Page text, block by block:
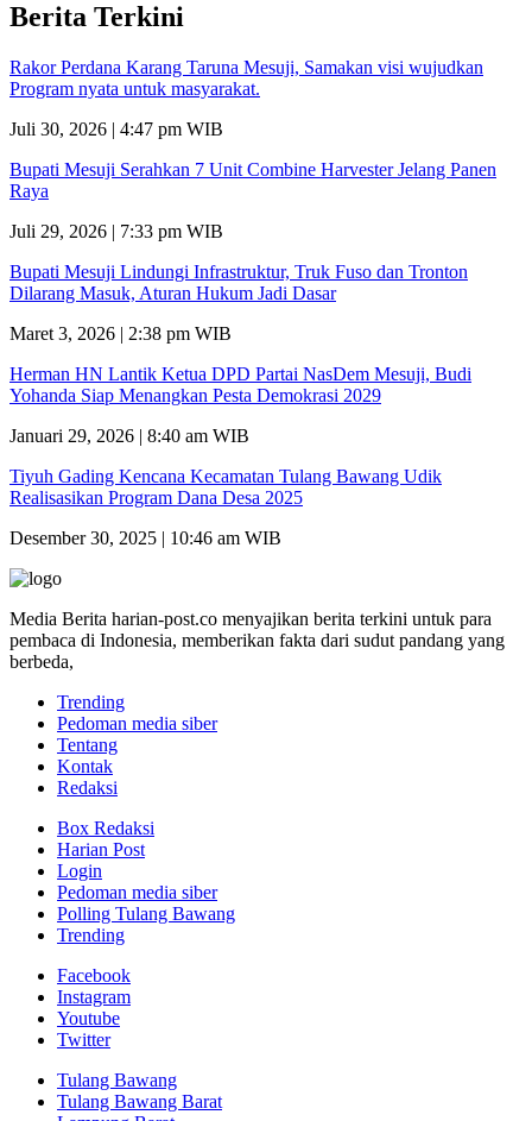
Berita Terkini
Rakor Perdana Karang Taruna Mesuji, Samakan visi wujudkan
Program nyata untuk masyarakat.
Juli 30, 2026 | 4:47 pm WIB
Bupati Mesuji Serahkan 7 Unit Combine Harvester Jelang Panen
Raya
Juli 29, 2026 | 7:33 pm WIB
Bupati Mesuji Lindungi Infrastruktur, Truk Fuso dan Tronton
Dilarang Masuk, Aturan Hukum Jadi Dasar
Maret 3, 2026 | 2:38 pm WIB
Herman HN Lantik Ketua DPD Partai NasDem Mesuji, Budi
Yohanda Siap Menangkan Pesta Demokrasi 2029
Januari 29, 2026 | 8:40 am WIB
Tiyuh Gading Kencana Kecamatan Tulang Bawang Udik
Realisasikan Program Dana Desa 2025
Desember 30, 2025 | 10:46 am WIB
Media Berita harian-post.co menyajikan berita terkini untuk para
pembaca di Indonesia, memberikan fakta dari sudut pandang yang
berbeda,
Trending
Pedoman media siber
Tentang
Kontak
Redaksi
Box Redaksi
Harian Post
Login
Pedoman media siber
Polling Tulang Bawang
Trending
Facebook
Instagram
Youtube
Twitter
Tulang Bawang
Tulang Bawang Barat